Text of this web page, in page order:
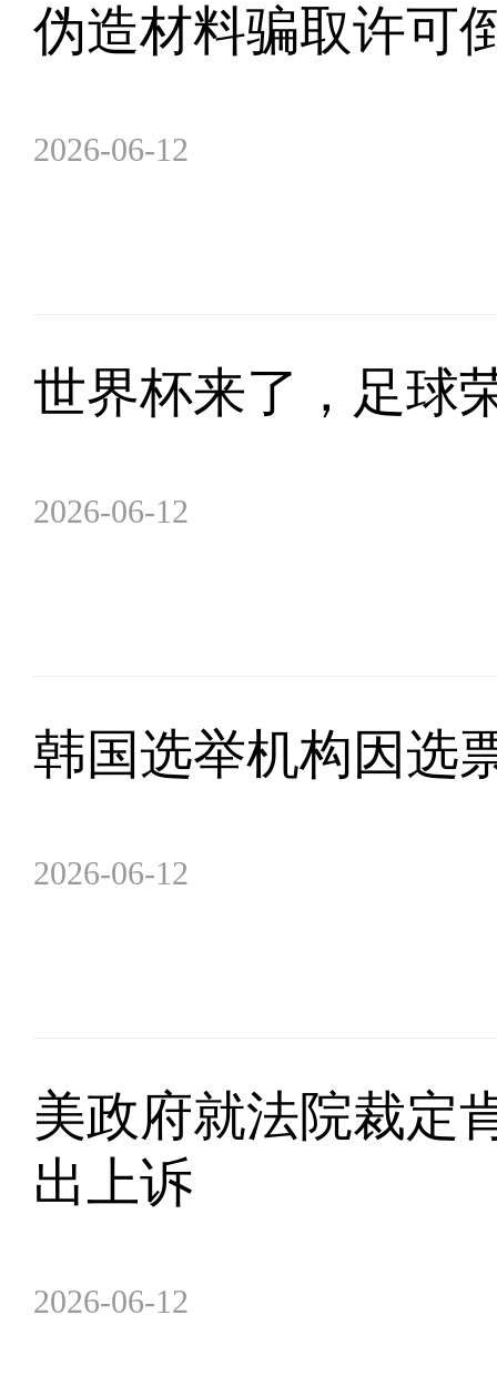
伪造材料骗取许可
2026-06-12
世界杯来了，足球
2026-06-12
韩国选举机构因选
2026-06-12
美政府就法院裁定
出上诉
2026-06-12